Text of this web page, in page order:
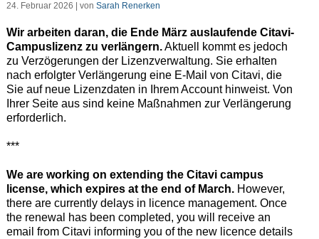
24. Februar 2026 | von Sarah Renerken
Wir arbeiten daran, die Ende März auslaufende Citavi-
Campuslizenz zu verlängern.Aktuell kommt es jedoch
zu Verzögerungen der Lizenzverwaltung. Sie erhalten
nach erfolgter Verlängerung eine E-Mail von Citavi, die
Sie auf neue Lizenzdaten in Ihrem Account hinweist. Von
Ihrer Seite aus sind keine Maßnahmen zur Verlängerung
erforderlich.
***
We are working on extending the Citavi campus
license, which expires at the end of March.However,
there are currently delays in licence management. Once
the renewal has been completed, you will receive an
email from Citavi informing you of the new licence details